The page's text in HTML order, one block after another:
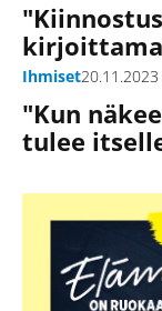
Ihmiset
"Kun
tulee